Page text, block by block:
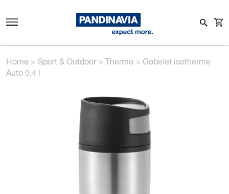
Home > Sport & Outdoor> Thermo > Gobelet isotherme
Auto 0,4 l